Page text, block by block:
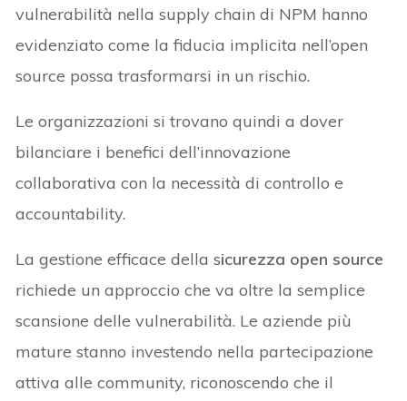
vulnerabilità nella supply chain di NPM hanno
evidenziato come la fiducia implicita nell’open
source possa trasformarsi in un rischio.
Le organizzazioni si trovano quindi a dover
bilanciare i benefici dell’innovazione
collaborativa con la necessità di controllo e
accountability.
La gestione efficace della sicurezza open source
richiede un approccio che va oltre la semplice
scansione delle vulnerabilità. Le aziende più
mature stanno investendo nella partecipazione
attiva alle community, riconoscendo che il